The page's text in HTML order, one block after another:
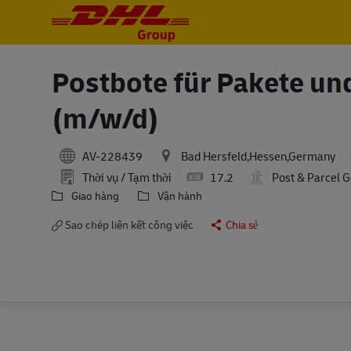
Postbote für Pakete
(m/w/d)
AV-228439 Bad Hersfeld,Hessen,Germany
Thời vụ / Tạm thời
17.2 Post & Parcel
Giao hàng
Vận hành
Sao chép liên kết công việc
Chia sẻ